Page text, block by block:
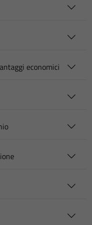
economici